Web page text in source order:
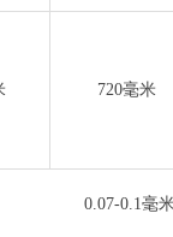
720毫米
0.07-0.1毫